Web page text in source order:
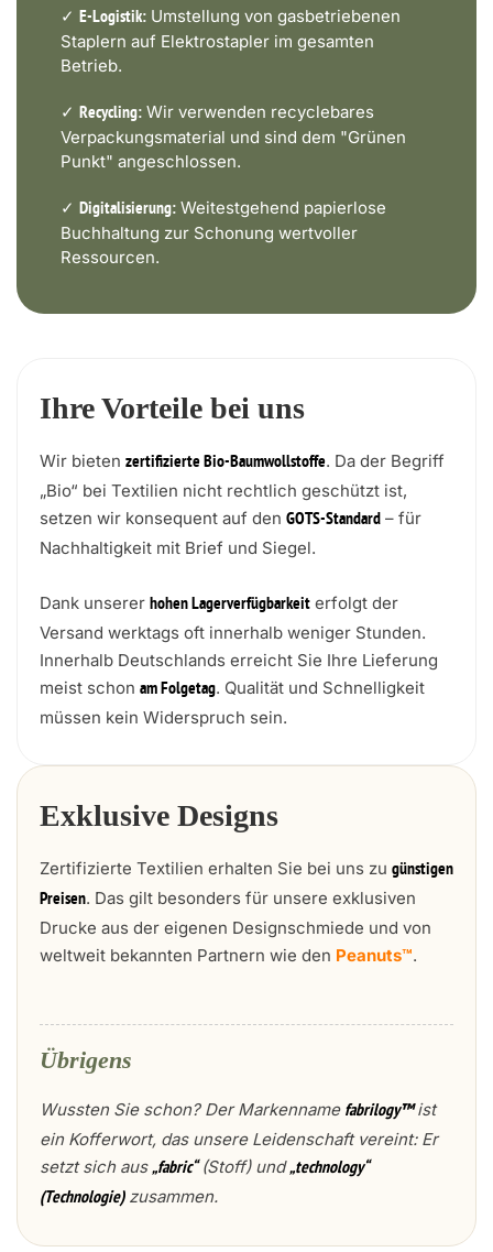
✓ E-Logistik: Umstellung von gasbetriebenen
Staplern auf Elektrostapler im gesamten
Betrieb.
✓ Recycling: Wir verwenden recyclebares
Verpackungsmaterial und sind dem "Grünen
Punkt" angeschlossen.
✓ Digitalisierung: Weitestgehend papierlose
Buchhaltung zur Schonung wertvoller
Ressourcen.
Ihre Vorteile bei uns
Wir bieten zertifizierte Bio-Baumwollstoffe. Da der Begriff
„Bio“ bei Textilien nicht rechtlich geschützt ist,
setzen wir konsequent auf den GOTS-Standard – für
Nachhaltigkeit mit Brief und Siegel.
Dank unserer hohen Lagerverfügbarkeit erfolgt der
Versand werktags oft innerhalb weniger Stunden.
Innerhalb Deutschlands erreicht Sie Ihre Lieferung
meist schon am Folgetag. Qualität und Schnelligkeit
müssen kein Widerspruch sein.
Exklusive Designs
Zertifizierte Textilien erhalten Sie bei uns zu günstigen
Preisen. Das gilt besonders für unsere exklusiven
Drucke aus der eigenen Designschmiede und von
weltweit bekannten Partnern wie den Peanuts™.
Übrigens
Wussten Sie schon? Der Markenname fabrilogy™ist
ein Kofferwort, das unsere Leidenschaft vereint: Er
setzt sich aus„fabric“(Stoff) und„technology“
(Technologie)zusammen.